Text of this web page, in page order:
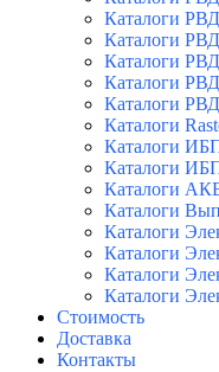
Каталоги
Каталоги
Каталоги
Каталоги
Каталоги
Каталоги
Каталоги
Каталоги
Каталоги
Каталоги
Каталоги
Каталоги
Каталоги
Каталоги
Стоимость
Доставка
Контакты